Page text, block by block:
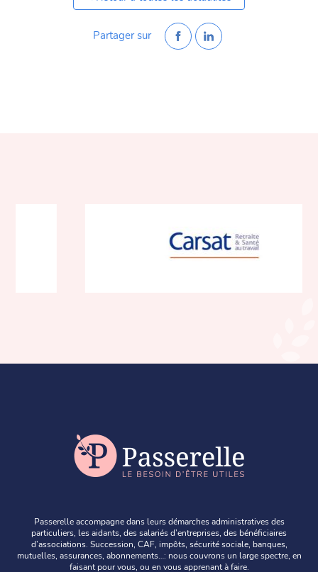
Partager sur
Passerelle accompagne dans leurs démarches administratives des
particuliers, les aidants, des salariés d’entreprises, des bénéficiaires
d’associations. Succession, CAF, impôts, sécurité sociale, banques,
mutuelles, assurances, abonnements…: nous couvrons un large spectre, en
faisant pour vous, ou en vous apprenant à faire.